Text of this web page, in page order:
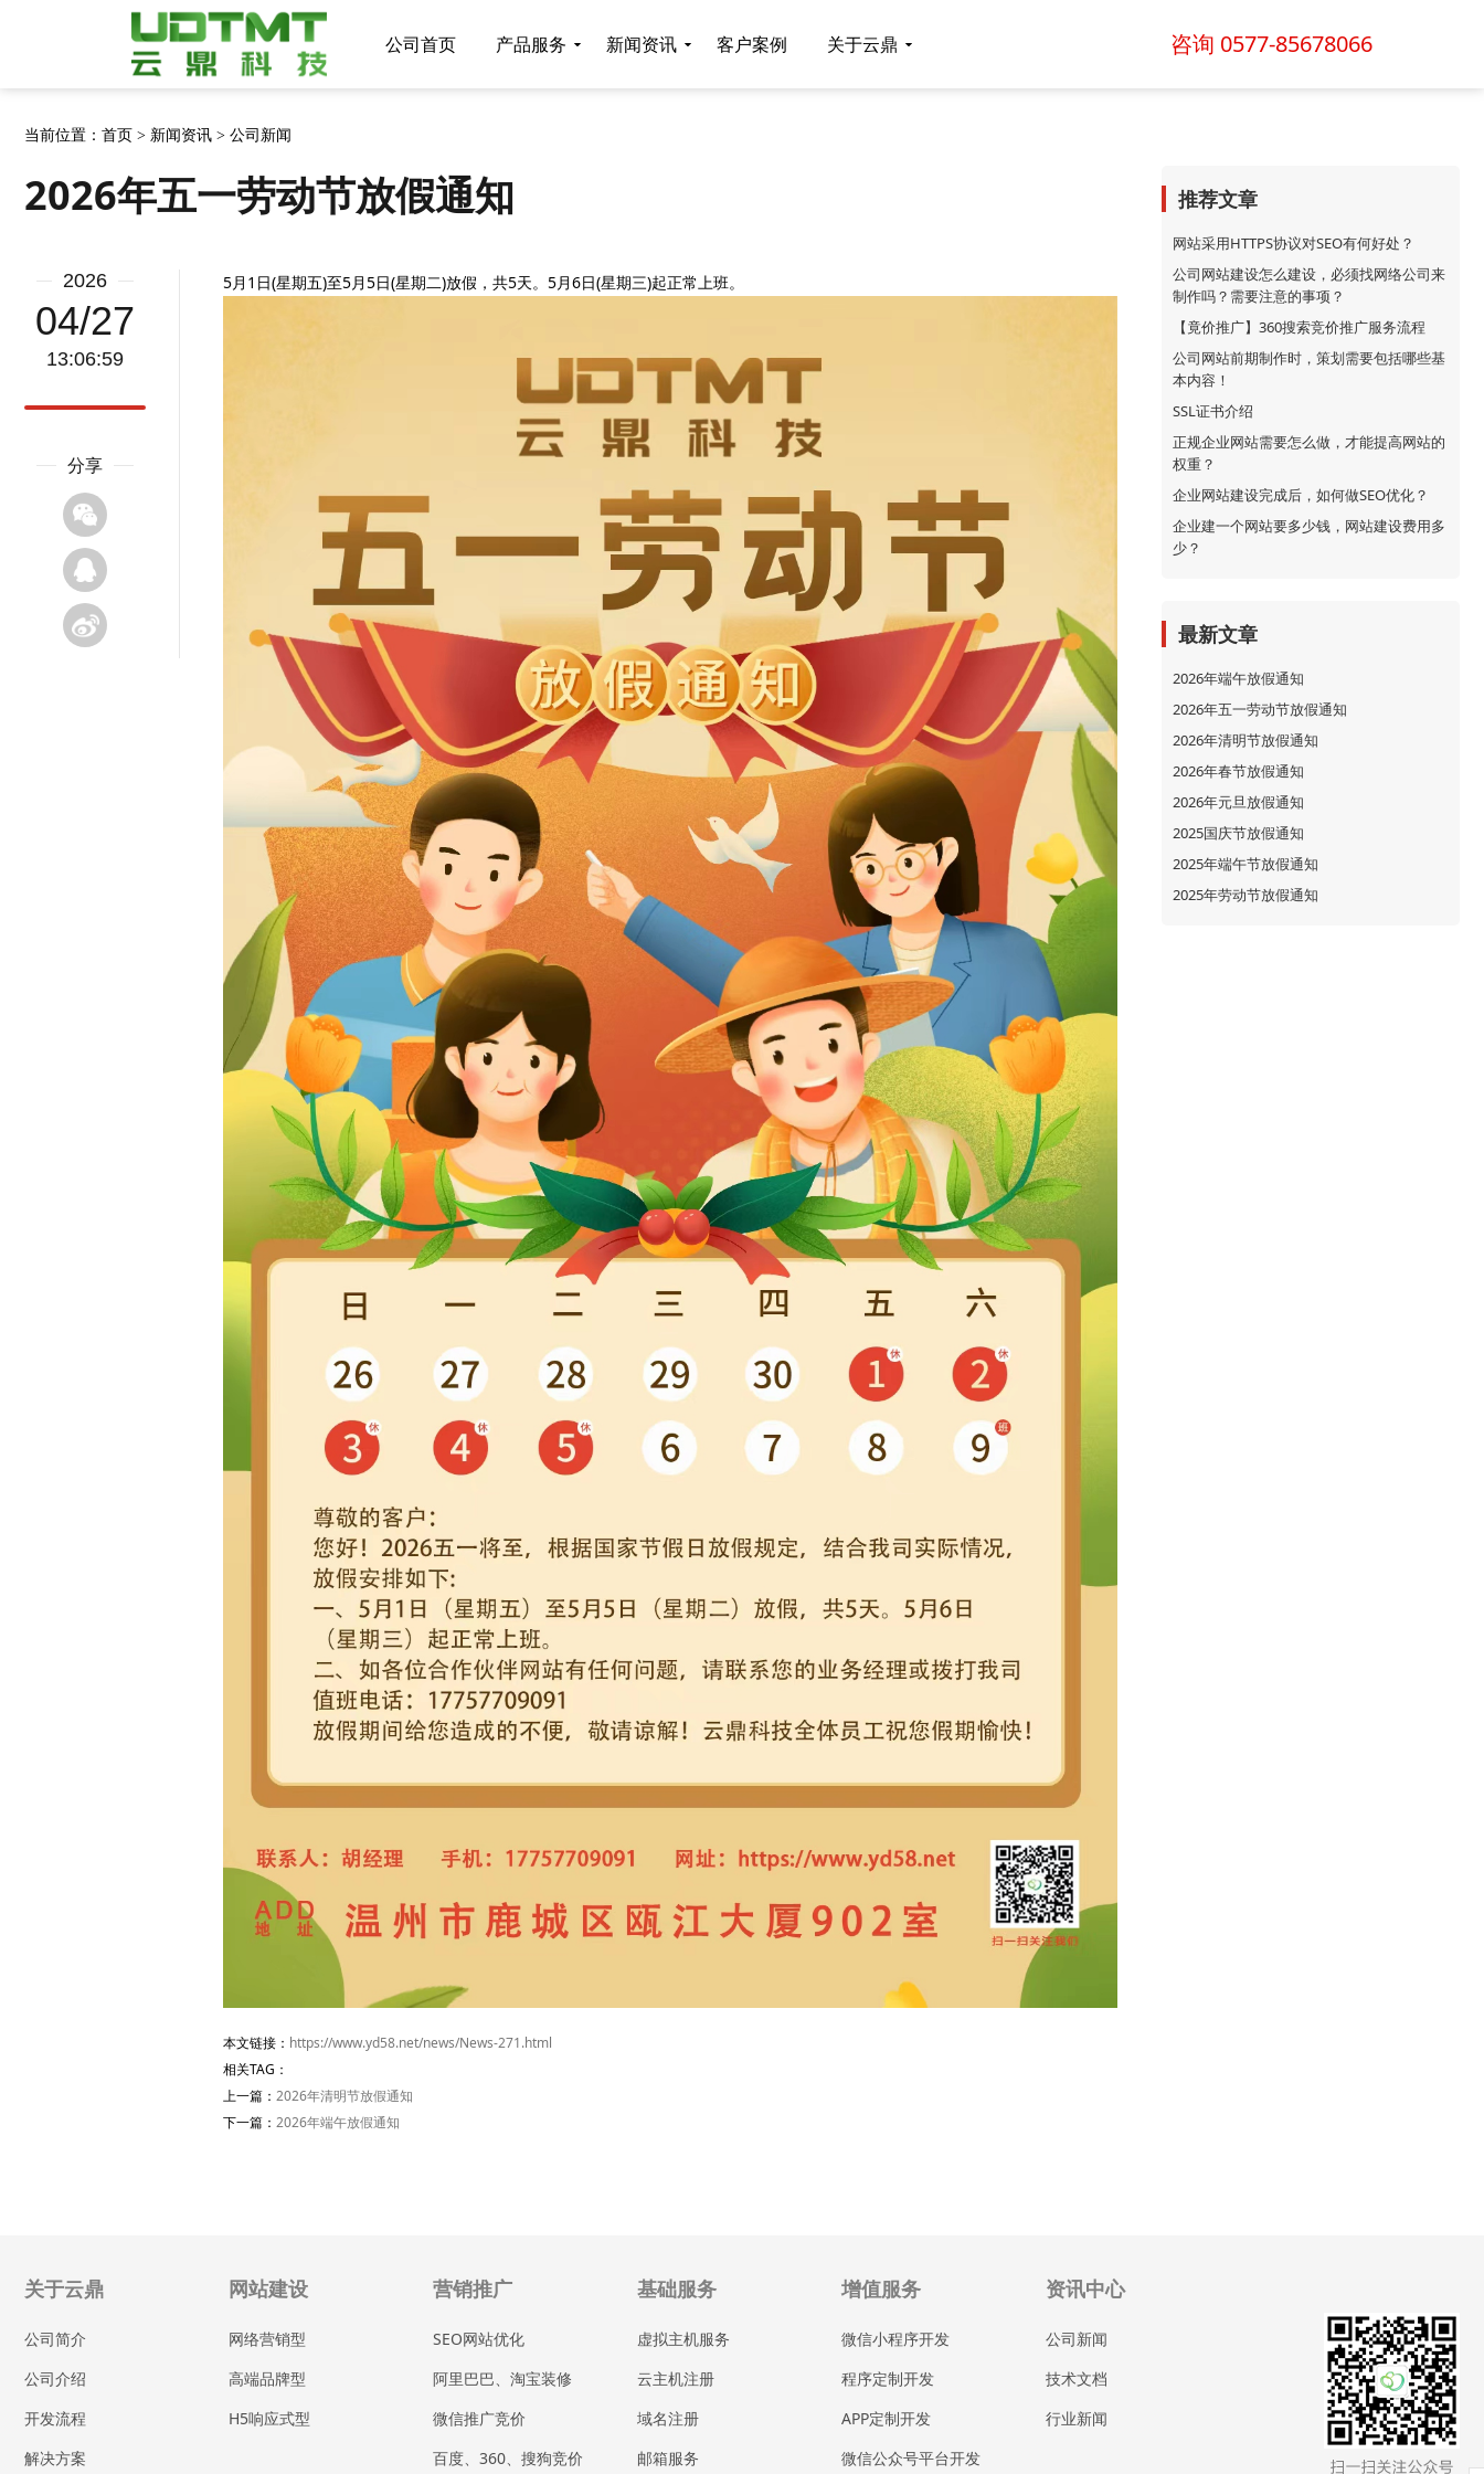
公司首页 产品服务 新闻资讯 客户案例 关于云鼎 咨询 0577-85678066
当前位置： 首页 > 新闻资讯 > 公司新闻
2026年五一劳动节放假通知
2026
04/27
13:06:59
分享
5月1日(星期五)至5月5日(星期二)放假，共5天。5月6日(星期三)起正常上班。
本文链接： https://www.yd58.net/news/News-271.html
相关TAG：
上一篇： 2026年清明节放假通知
下一篇： 2026年端午放假通知
推荐文章
网站采用HTTPS协议对SEO有何好处？
公司网站建设怎么建设，必须找网络公司来
制作吗？需要注意的事项？
【竟价推广】360搜索竞价推广服务流程
公司网站前期制作时，策划需要包括哪些基
本内容！
SSL证书介绍
正规企业网站需要怎么做，才能提高网站的
权重？
企业网站建设完成后，如何做SEO优化？
企业建一个网站要多少钱，网站建设费用多
少？
最新文章
2026年端午放假通知
2026年五一劳动节放假通知
2026年清明节放假通知
2026年春节放假通知
2026年元旦放假通知
2025国庆节放假通知
2025年端午节放假通知
2025年劳动节放假通知
关于云鼎
公司简介
公司介绍
开发流程
解决方案
网站建设
网络营销型
高端品牌型
H5响应式型
营销推广
SEO网站优化
阿里巴巴、淘宝装修
微信推广竞价
百度、360、搜狗竞价
基础服务
虚拟主机服务
云主机注册
域名注册
邮箱服务
增值服务
微信小程序开发
程序定制开发
APP定制开发
微信公众号平台开发
资讯中心
公司新闻
技术文档
行业新闻